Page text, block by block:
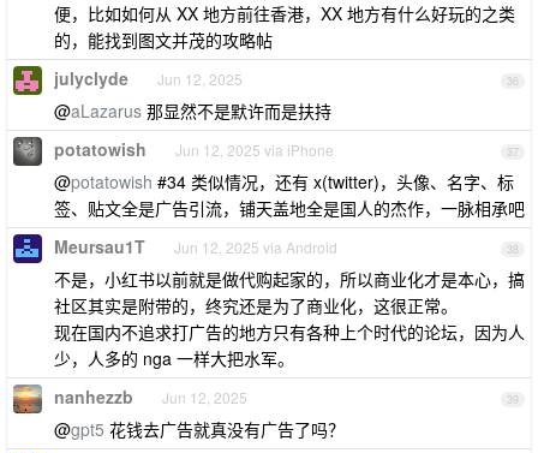
便，比如如何从 XX 地方前往香港，XX 地方有什么好玩的之类
的，能找到图文并茂的攻略帖
36
julyclyde Jun 12, 2025
@aLazarus 那显然不是默许而是扶持
37
potatowish Jun 12, 2025 via iPhone
@potatowish #34 类似情况，还有 x(twitter)，头像、名字、标
签、贴文全是广告引流，铺天盖地全是国人的杰作，一脉相承吧
38
Meursau1T Jun 12, 2025 via Android
不是，小红书以前就是做代购起家的，所以商业化才是本心，搞
社区其实是附带的，终究还是为了商业化，这很正常。
现在国内不追求打广告的地方只有各种上个时代的论坛，因为人
少，人多的 nga 一样大把水军。
39
nanhezzb Jun 12, 2025
@gpt5 花钱去广告就真没有广告了吗？